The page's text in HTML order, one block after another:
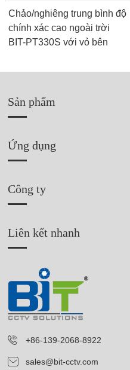
Chảo/nghiêng trung bình độ
chính xác cao ngoài trời
BIT-PT330S với vỏ bên
Sản phẩm
Ứng dụng
Công ty
Liên kết nhanh
+86-139-2068-8922
sales@bit-cctv.com